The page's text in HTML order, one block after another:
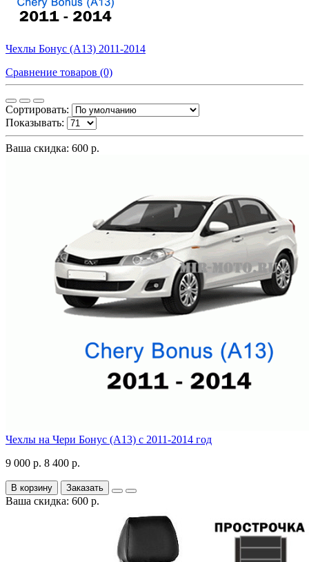
Чехлы Бонус (A13) 2011-2014
Сравнение товаров (0)
Сортировать:
Показывать:
Ваша скидка: 600 р.
Чехлы на Чери Бонус (A13) c 2011-2014 год
9 000 р. 8 400 р.
В корзину Заказать
Ваша скидка: 600 р.